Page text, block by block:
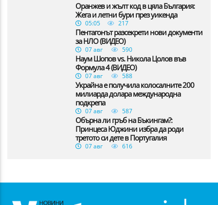
Оранжев и жълт код в цяла България:
Жега и летни бури през уикенда
05:05 217
Пентагонът разсекрети нови документи
за НЛО (ВИДЕО)
07 авг 590
Наум Шопов vs. Никола Цолов във
Формула 4 (ВИДЕО)
07 авг 588
Украйна е получила колосалните 200
милиарда долара международна
подкрепа
07 авг 587
Обърна ли гръб на Бъкингам?:
Принцеса Юджини избра да роди
третото си дете в Португалия
07 авг 616